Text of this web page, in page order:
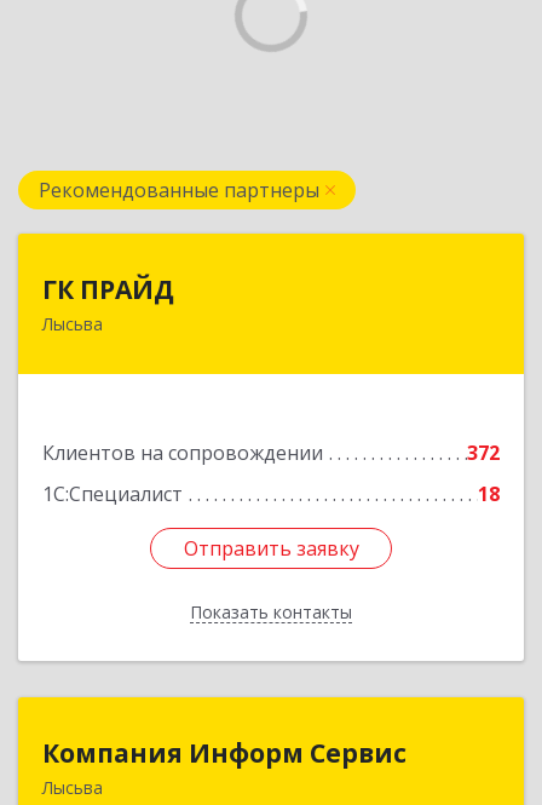
Рекомендованные партнеры
ГК ПРАЙД
Лысьва
Клиентов на сопровождении
372
1С:Специалист
18
Отправить заявку
Показать контакты
618909, Пермский край, Лысьва г, Репина ул,
Отправить заявку
Назад
Компания Информ Сервис
Лысьва
Компания Информ Сервис
618909, Пермский край, Лысьва г, Металлистов